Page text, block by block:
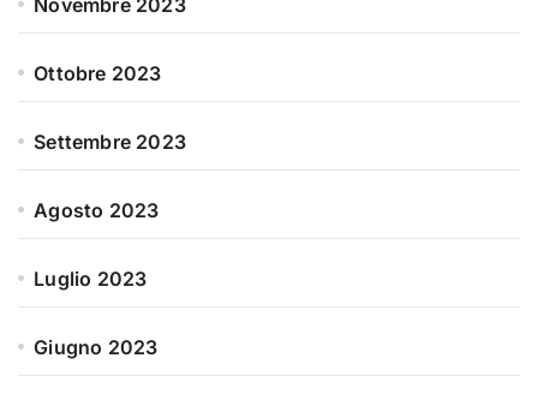
Ottobre 2023
Settembre 2023
Agosto 2023
Luglio 2023
Giugno 2023